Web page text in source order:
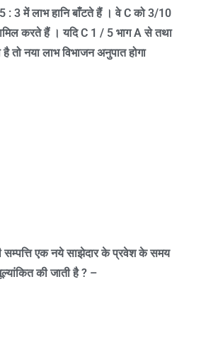
: 3में लाभ हानि बाँटते हैं । वेCको3/10
करते हैं । यदिC 1 / 5 भागAसे तथा
तो नया लाभ विभाजन अनुपात होगा
सम्पत्ति एक नये साझेदार के प्रवेश के समय
की जाती है? –